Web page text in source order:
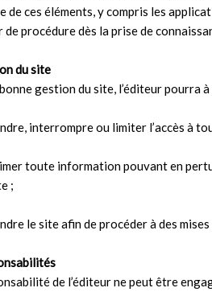
de ces éléments, y compris les
de procédure dès la prise de
du site
gestion du site, l’éditeur pourra
interrompre ou limiter l’accès à
toute information pouvant en
;
le site afin de procéder à des mises
de l’éditeur ne peut être